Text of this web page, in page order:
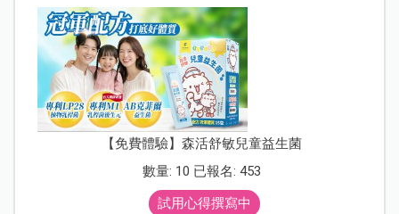
【免費體驗】森活舒敏兒童益生菌
數量: 10 已報名: 453
試用心得撰寫中